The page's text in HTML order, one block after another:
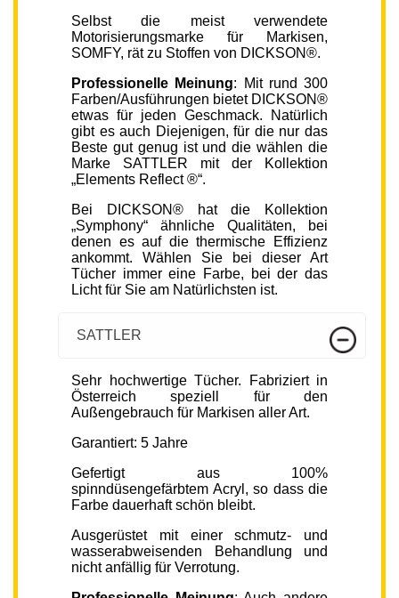
Selbst die meist verwendete
Motorisierungsmarke für Markisen,
SOMFY, rät zu Stoffen von DICKSON®.
Professionelle Meinung: Mit rund 300
Farben/Ausführungen bietet DICKSON®
etwas für jeden Geschmack. Natürlich
gibt es auch Diejenigen, für die nur das
Beste gut genug ist und die wählen die
Marke SATTLER mit der Kollektion
„Elements Reflect ®“.
Bei DICKSON® hat die Kollektion
„Symphony“ ähnliche Qualitäten, bei
denen es auf die thermische Effizienz
ankommt. Wählen Sie bei dieser Art
Tücher immer eine Farbe, bei der das
Licht für Sie am Natürlichsten ist.
SATTLER
Sehr hochwertige Tücher. Fabriziert in
Österreich speziell für den
Außengebrauch für Markisen aller Art.
Garantiert: 5 Jahre
Gefertigt aus 100%
spinndüsengefärbtem Acryl, so dass die
Farbe dauerhaft schön bleibt.
Ausgerüstet mit einer schmutz- und
wasserabweisenden Behandlung und
nicht anfällig für Verrotung.